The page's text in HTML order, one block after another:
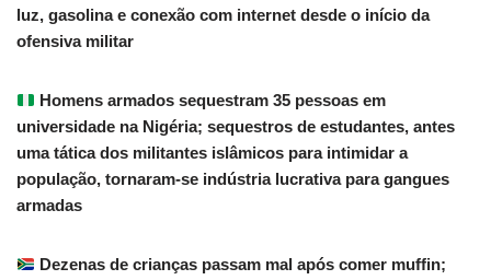
luz, gasolina e conexão com internet desde o início da
ofensiva militar
Homens armados sequestram 35 pessoas em
universidade na Nigéria; sequestros de estudantes, antes
uma tática dos militantes islâmicos para intimidar a
população, tornaram-se indústria lucrativa para gangues
armadas
Dezenas de crianças passam mal após comer muffin;